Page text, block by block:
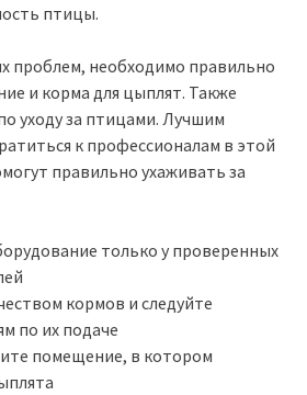
птицы.
проблем, необходимо правильно
и корма для цыплят. Также
уходу за птицами. Лучшим
к профессионалам в этой
правильно ухаживать за
только у проверенных
кормов и следуйте
по их подаче
помещение, в котором